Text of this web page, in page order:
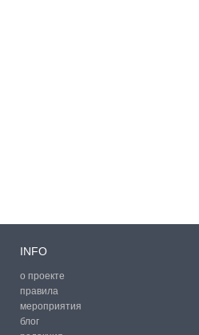
INFO
о проекте
правила
мероприятия
блог